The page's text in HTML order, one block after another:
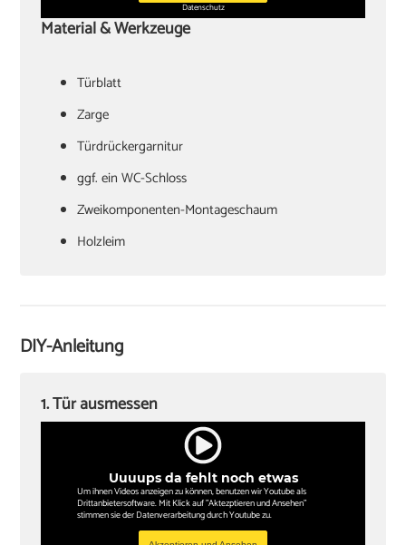
Datenschutz
Material & Werkzeuge
Türblatt
‏Zarge
Türdrückergarnitur
‏ggf. ein WC-Schloss
Zweikomponenten-Montageschaum
‏Holzleim
Papierschablone für Türdrückermontage
‏Kreuzschlitzschraubendreher
‏Wasserwaagen (60 cm, 180 cm)
‏Zollstock
DIY-Anleitung
Uuuups da fehlt noch etwas
Um ihnen Videos anzeigen zu können, benutzen wir Youtube als
Drittanbietersoftware. Mit Klick auf "Aktezptieren und Ansehen"
stimmen sie der Datenverarbeitung durch Youtube zu.
1. Tür ausmessen